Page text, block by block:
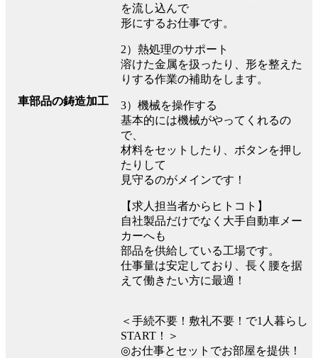
車部品の鋳造加工
を流し込んで
形にするお仕事です。
2）熱処理のサポート
溶けた金属を扱ったり、形を整えた
りする作業の補助をします。
3）機械を操作する
基本的には機械がやってくれるの
で、
材料をセットしたり、ボタンを押し
たりして
見守るのがメインです！
【求人担当者からヒトコト】
自社製品だけでなく大手自動車メー
カーへも
部品を供給している工場です。
仕事量は安定しており、長く腰を据
えて働きたい方に最適！
＜手続不要！敷礼不要！で1人暮らし
START！＞
◎お仕事とセットでお部屋を提供！